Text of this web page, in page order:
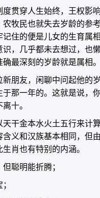
贯穿人生始终，王权影
牧民也就失去岁龄的参
住的便是儿女的生育属
，几乎都未去想过，也
最深刻的岁龄就是属相。
朋友，闲聊中问起他的
那一年的。这就是说，
十。
干金本水火土五行来计
义和汉族基本相同，但
肖也有特别的内涵。
聪明能折腾；